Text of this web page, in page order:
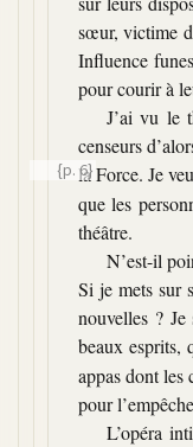
sœur, victime
Influence
pour courir à
J’ai vu le
censeurs
la Force. Je
{p. 6}
que les
théâtre.
N’est-il
Si je mets sur
nouvelles ?
beaux esprits,
appas dont les
pour
L’opéra